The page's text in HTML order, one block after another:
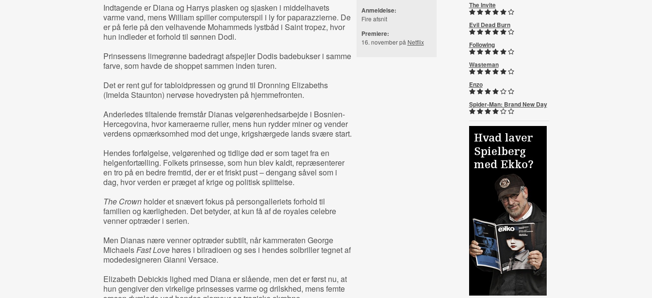
Indtagende er Diana og Harrys plasken og sjasken i middelhavets
varme vand, mens William spiller computerspil i ly for paparazzierne. De
er på ferie på den velhavende Mohammeds lystbåd i Saint tropez, hvor
hun indleder et forhold til sønnen Dodi.
Prinsessens limegrønne badedragt afspejler Dodis badebukser i samme
farve, som havde de shoppet sammen inden turen.
Det er rent guf for tabloidpressen og grund til Dronning Elizabeths
(Imelda Staunton) nervøse hovedrysten på hjemmefronten.
Anderledes tiltalende fremstår Dianas velgørenhedsarbejde i Bosnien-
Hercegovina, hvor kameraerne ruller, mens hun rydder miner og vender
verdens opmærksomhed mod det unge, krigshærgede lands svære start.
Hendes forfølgelse, velgørenhed og tidlige død er som taget fra en
helgenfortælling. Folkets prinsesse, som hun blev kaldt, repræsenterer
en tro på en bedre fremtid, der er et friskt pust – dengang såvel som i
dag, hvor verden er præget af krige og politisk splittelse.
The Crownholder et snævert fokus på persongalleriets forhold til
familien og kærligheden. Det betyder, at kun få af de royales celebre
venner optræder i serien.
Men Dianas nære venner optræder subtilt, når kammeraten George
MichaelsFast Lovehøres i bilradioen og ses i hendes solbriller tegnet af
modedesigneren Gianni Versace.
Elizabeth Debickis lighed med Diana er slående, men det er først nu, at
hun gengiver den virkelige prinsesses varme og drilskhed, mens femte
Anmeldelse:
Fire afsnit
Premiere:
16. november på Netflix
The Invite
Evil Dead Burn
Following
Wasteman
Enzo
Spider-Man: Brand New Day